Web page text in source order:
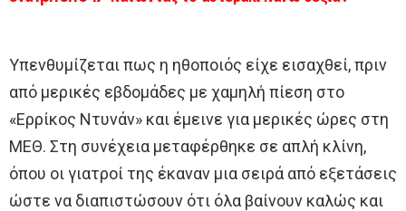
Υπενθυμίζεται πως η ηθοποιός είχε εισαχθεί, πριν
από μερικές εβδομάδες με χαμηλή πίεση στο
«Ερρίκος Ντυνάν» και έμεινε για μερικές ώρες στη
ΜΕΘ. Στη συνέχεια μεταφέρθηκε σε απλή κλίνη,
όπου οι γιατροί της έκαναν μια σειρά από εξετάσεις
ώστε να διαπιστώσουν ότι όλα βαίνουν καλώς και